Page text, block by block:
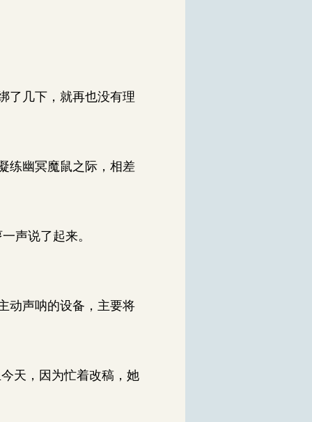
了几下，就再也没有理
练幽冥魔鼠之际，相差
声说了起来。
动声呐的设备，主要将
天，因为忙着改稿，她